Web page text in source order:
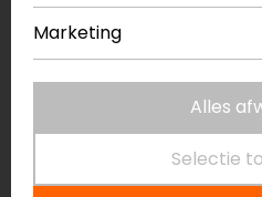
Vestiging Capelle a/d IJssel
Vestiging Eindhoven
Marketing
Alles
Selectie